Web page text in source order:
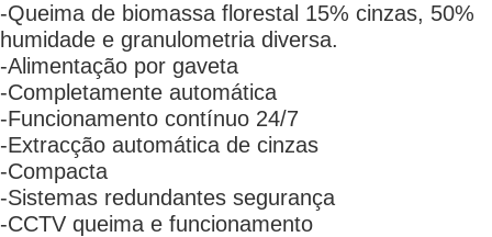
-Queima de biomassa florestal 15% cinzas, 50%
humidade e granulometria diversa.
-Alimentação por gaveta
-Completamente automática
-Funcionamento contínuo 24/7
-Extracção automática de cinzas
-Compacta
-Sistemas redundantes segurança
-CCTV queima e funcionamento